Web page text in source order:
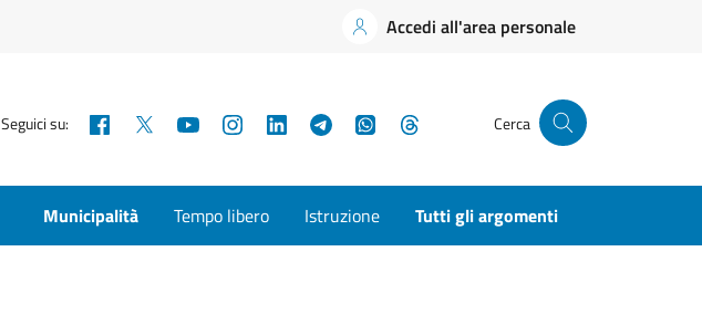
Accedi all'area personale
Seguici su: Facebook YouTubeInstagramLinkedInTelegramWhatsApp Cerca
Municipalità Tempo libero Istruzione Tutti gli argomenti